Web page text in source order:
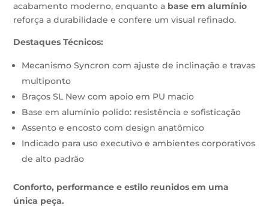
acabamento moderno, enquanto a base em alumínio
reforça a durabilidade e confere um visual refinado.
Destaques Técnicos:
Mecanismo Syncron com ajuste de inclinação e travas
multiponto
Braços SL New com apoio em PU macio
Base em alumínio polido: resistência e sofisticação
Assento e encosto com design anatômico
Indicado para uso executivo e ambientes corporativos
de alto padrão
Conforto, performance e estilo reunidos em uma
única peça.